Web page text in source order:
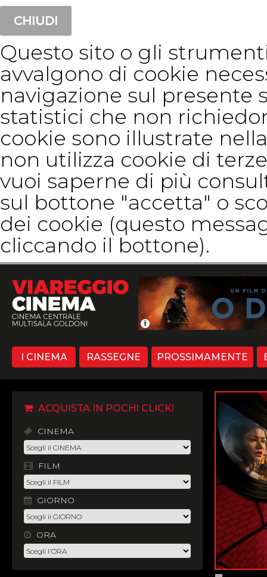
CHIUDI
Questo sito o gli
avvalgono di cookie
navigazione sul presente
statistici che non
cookie sono illustrate
non utilizza cookie di
vuoi saperne di più
sul bottone "accetta" o
dei cookie (questo
cliccando il bottone).
I CINEMA RASSEGNE PROSSIMAMENTE
ACQUISTA IN POCHI CLICK!
CINEMA
FILM
GIORNO
ORA